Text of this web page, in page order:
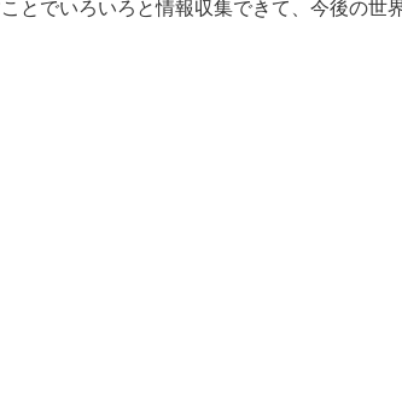
でいろいろと情報収集できて、今後の世